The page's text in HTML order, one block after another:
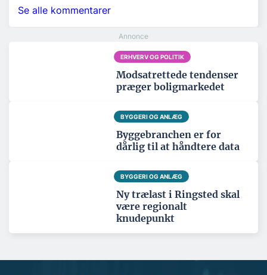
Se alle kommentarer
ERHVERV OG POLITIK
Modsatrettede tendenser
præger boligmarkedet
BYGGERI OG ANLÆG
Byggebranchen er for
dårlig til at håndtere data
BYGGERI OG ANLÆG
Ny trælast i Ringsted skal
være regionalt
knudepunkt